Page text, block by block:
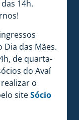
14h.
das Mães.
de quarta-
do Avaí
realizar o
siteSócio